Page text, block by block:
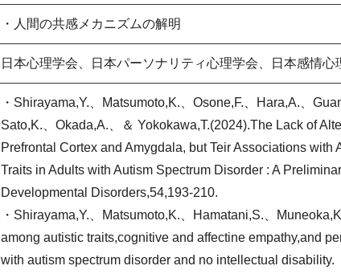
・人間の共感メカニズムの解明
日本心理学会、日本パーソナリティ心理学会、日本感情心
・Shirayama,Y.、Matsumoto,K.、Osone,F.、Hara,A.、
Sato,K.、Okada,A.、＆ Yokokawa,T.(2024).The Lack of
Prefrontal Cortex and Amygdala, but Teir Associations with
Traits in Adults with Autism Spectrum Disorder : A
Developmental Disorders,54,193-210.
・Shirayama,Y.、Matsumoto,K.、Hamatani,S.、
among autistic traits,cognitive and affectine empathy,and
with autism spectrum disorder and no intellectual